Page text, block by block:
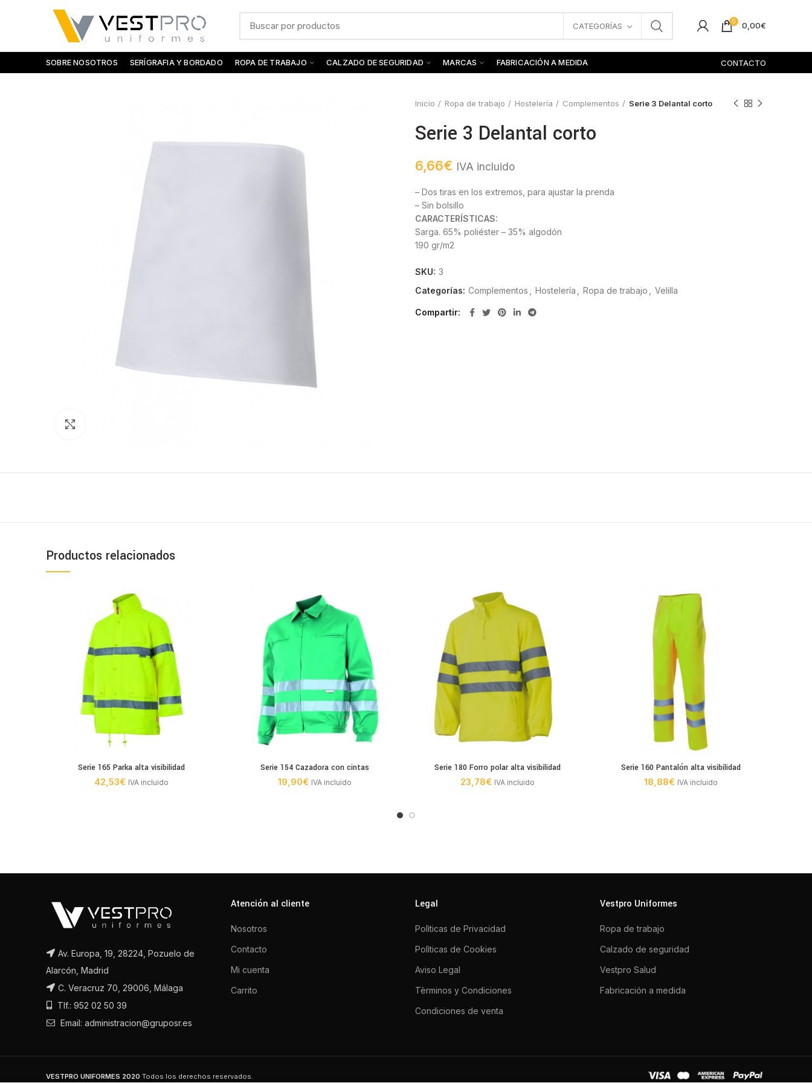
CATEGORÍAS 0 0,00€
SOBRE NOSOTROS SERÍGRAFIA Y BORDADO ROPA DE TRABAJO CALZADO DE SEGURIDAD MARCAS FABRICACIÓN A MEDIDA CONTACTO
Inicio Ropa de trabajo Hostelería Complementos Serie 3 Delantal corto
Serie 3 Delantal corto
6,66€ IVA incluido
– Dos tiras en los extremos, para ajustar la prenda
– Sin bolsillo
CARACTERÍSTICAS:
Sarga. 65% poliéster – 35% algodón
190 gr/m2
SKU: 3
Categorías: Complementos Hostelería Ropa de trabajo Velilla
Compartir
Productos relacionados
Serie 165 Parka alta visibilidad
42,53€ IVA incluido
Serie 154 Cazadora con cintas
19,90€ IVA incluido
Serie 180 Forro polar alta visibilidad
23,78€ IVA incluido
Serie 160 Pantalón alta visibilidad
18,88€ IVA incluido
Av. Europa, 19, 28224, Pozuelo de
Alarcón, Madrid
C. Veracruz 70, 29006, Málaga
Tlf.: 952 02 50 39
Email: administracion@gruposr.es
Atención al cliente
Nosotros
Contacto
Mi cuenta
Carrito
Legal
Polìticas de Privacidad
Polìticas de Cookies
Aviso Legal
Tèrminos y Condiciones
Condiciones de venta
Vestpro Uniformes
Ropa de trabajo
Calzado de seguridad
Vestpro Salud
Fabricación a medida
VESTPRO UNIFORMES 2020 Todos los derechos reservados.